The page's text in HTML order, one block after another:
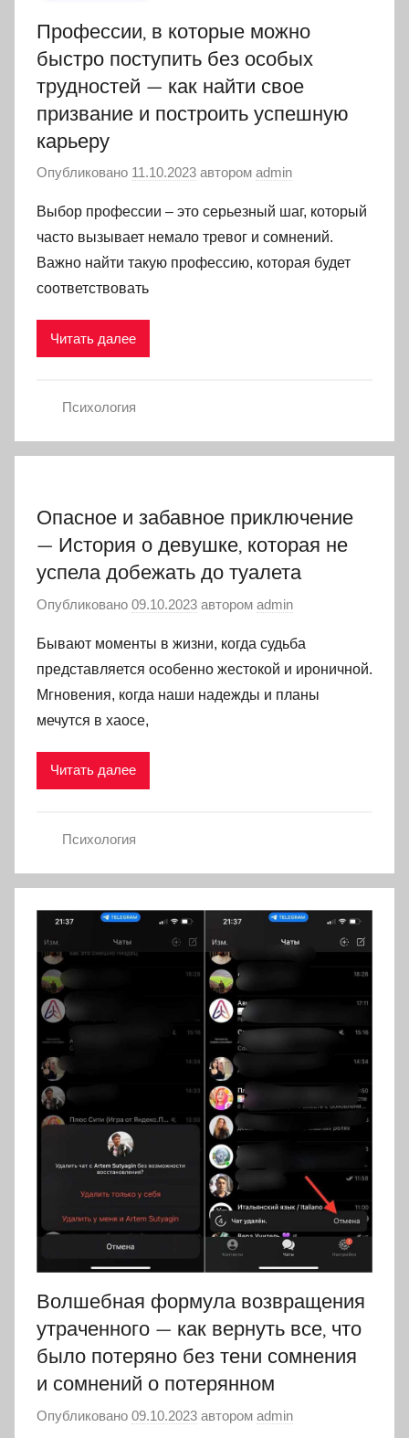
Профессии, в которые можно
быстро поступить без особых
трудностей — как найти свое
призвание и построить успешную
карьеру
Опубликовано 11.10.2023 автором admin
Выбор профессии – это серьезный шаг, который
часто вызывает немало тревог и сомнений.
Важно найти такую профессию, которая будет
соответствовать
Читать далее
Психология
Опасное и забавное приключение
— История о девушке, которая не
успела добежать до туалета
Опубликовано 09.10.2023 автором admin
Бывают моменты в жизни, когда судьба
представляется особенно жестокой и ироничной.
Мгновения, когда наши надежды и планы
мечутся в хаосе,
Читать далее
Психология
Волшебная формула возвращения
утраченного — как вернуть все, что
было потеряно без тени сомнения
и сомнений о потерянном
Опубликовано 09.10.2023 автором admin